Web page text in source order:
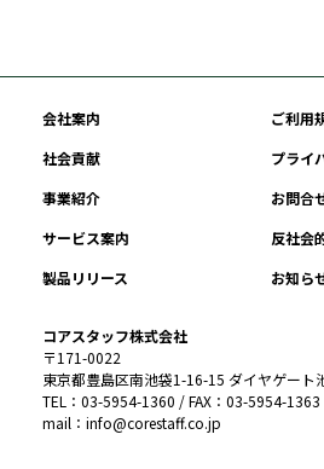
会社案内
ご利用
社会貢献
プライ
事業紹介
お問合
サービス案内
反社会
製品リリース
お知ら
コアスタッフ株式会社
〒171-0022
東京都豊島区南池袋1-16-15 ダイヤゲート
TEL：03-5954-1360 / FAX：03-5954-1363
mail：info@corestaff.co.jp